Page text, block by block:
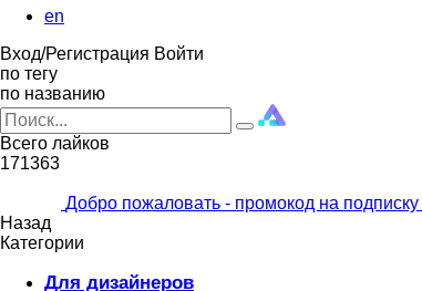
en
Вход/Регистрация Войти
по тегу
по названию
Всего лайков
171363
Добро пожаловать - промокод на подписку
Назад
Категории
Для дизайнеров